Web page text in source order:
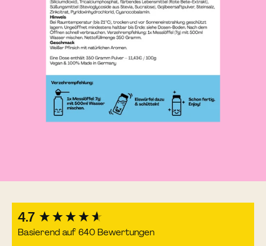
4.7
Basierend auf 640 Bewertungen